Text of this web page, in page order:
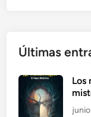
Últimas
Los